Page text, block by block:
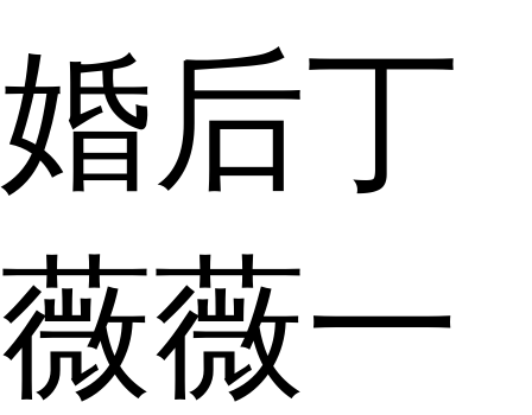
婚后丁
薇薇一